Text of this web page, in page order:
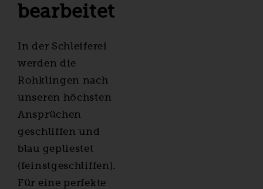
bearbeitet
In der Schleiferei
werden die
Rohklingen nach
unseren höchsten
Ansprüchen
geschliffen und
blau gepliestet
(feinstgeschliffen).
Für eine perfekte